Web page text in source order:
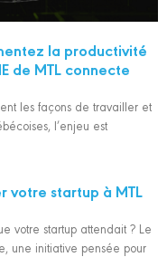
la productivité
de MTL connecte
les façons de travailler et
l’enjeu est
votre startup à MTL
votre startup attendait ? Le
une initiative pensée pour